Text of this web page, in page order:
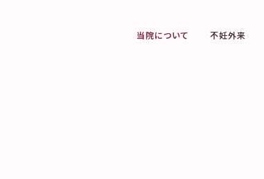
当院について 不妊外来